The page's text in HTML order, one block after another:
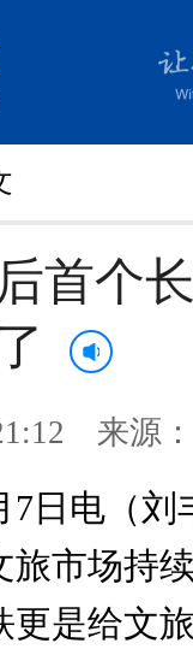
首个
来源
电（刘
旅市场持
更是给文